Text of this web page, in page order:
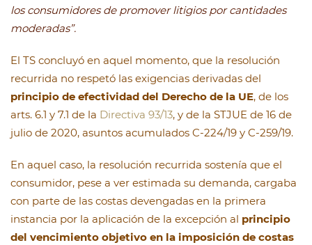
los consumidores de promover litigios por cantidades
moderadas”.
El TS concluyó en aquel momento, que la resolución
recurrida no respetó las exigencias derivadas del
principio de efectividad del Derecho de la UE, de los
arts. 6.1 y 7.1 de la Directiva 93/13, y de la STJUE de 16 de
julio de 2020, asuntos acumulados C-224/19 y C-259/19.
En aquel caso, la resolución recurrida sostenía que el
consumidor, pese a ver estimada su demanda, cargaba
con parte de las costas devengadas en la primera
instancia por la aplicación de la excepción al principio
del vencimiento objetivo en la imposición de costas